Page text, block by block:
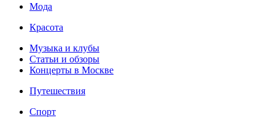
Мода
Красота
Музыка и клубы
Статьи и обзоры
Концерты в Москве
Путешествия
Спорт